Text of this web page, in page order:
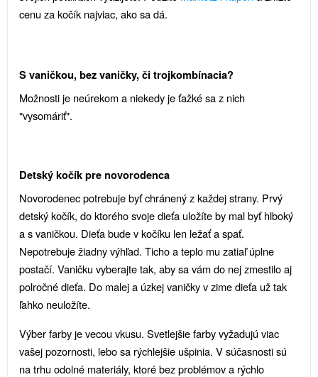
cenu za kočík najviac, ako sa dá.
S vaničkou, bez vaničky, či trojkombínacia?
Možnosti je neúrekom a niekedy je ťažké sa z nich
"vysomáriť".
Detský kočík pre novorodenca
Novorodenec potrebuje byť chránený z každej strany. Prvý
detský kočík, do ktorého svoje dieťa uložíte by mal byť hlboký
a s vaničkou. Dieťa bude v kočíku len ležať a spať.
Nepotrebuje žiadny výhľad. Ticho a teplo mu zatiaľ úplne
postačí. Vaničku vyberajte tak, aby sa vám do nej zmestilo aj
polročné dieťa. Do malej a úzkej vaničky v zime dieťa už tak
ľahko neuložíte.
Výber farby je vecou vkusu. Svetlejšie farby vyžadujú viac
vašej pozornosti, lebo sa rýchlejšie ušpinia. V súčasnosti sú
na trhu odolné materiály, ktoré bez problémov a rýchlo